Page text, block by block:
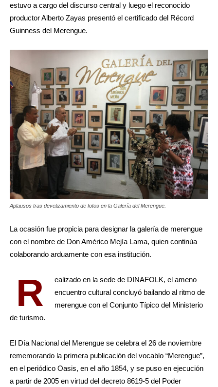
estuvo a cargo del discurso central y luego el reconocido
productor Alberto Zayas presentó el certificado del Récord
Guinness del Merengue.
Aplausos tras develizamiento de fotos en la Galería del Merengue.
La ocasión fue propicia para designar la galería de merengue
con el nombre de Don Américo Mejía Lama, quien continúa
colaborando arduamente con esa institución.
R
ealizado en la sede de DINAFOLK, el ameno
encuentro cultural concluyó bailando al ritmo de
merengue con el Conjunto Típico del Ministerio
de turismo.
El Día Nacional del Merengue se celebra el 26 de noviembre
rememorando la primera publicación del vocablo “Merengue”,
en el periódico Oasis, en el año 1854, y se puso en ejecución
a partir de 2005 en virtud del decreto 8619-5 del Poder